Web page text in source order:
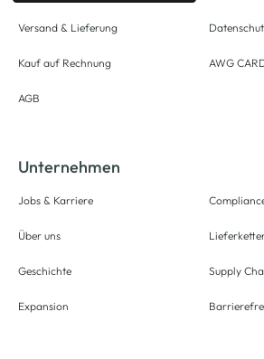
Versand & Lieferung
Kauf auf Rechnung
AGB
AWG
Unternehmen
Jobs & Karriere
Über uns
Geschichte
Expansion
Supply